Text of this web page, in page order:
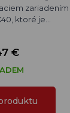
zariadením
ktoré je…
€